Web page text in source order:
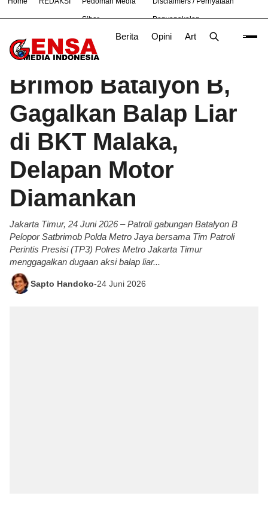
Siber Penyangkalan
Berita Opini Artikel
# Bekasi Hukum Nasional News TNI
Beranda/Berita
Brimob Batalyon B,
Gagalkan Balap Liar
di BKT Malaka,
Delapan Motor
Diamankan
Jakarta Timur, 24 Juni 2026 – Patroli gabungan Batalyon B
Pelopor Satbrimob Polda Metro Jaya bersama Tim Patroli
Perintis Presisi (TP3) Polres Metro Jakarta Timur
menggagalkan dugaan aksi balap liar...
Sapto Handoko-24 Juni 2026